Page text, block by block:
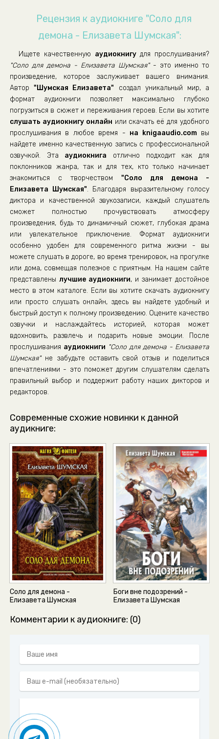
Рецензия к аудиокниге "Соло для
демона - Елизавета Шумская":
Ищете качественную аудиокнигудля прослушивания?
"Соло для демона - Елизавета Шумская"- это именно то
произведение, которое заслуживает вашего внимания.
Автор"Шумская Елизавета" создал уникальный мир, а
формат аудиокниги позволяет максимально глубоко
погрузиться в сюжет и переживания героев. Если вы хотите
слушать аудиокнигу онлайн или скачать её для удобного
прослушивания в любое время - на knigaaudio.comвы
найдете именно качественную запись с профессиональной
озвучкой. Эта аудиокнига отлично подходит как для
поклонников жанра, так и для тех, кто только начинает
знакомиться с творчеством "Соло для демона -
Елизавета Шумская". Благодаря выразительному голосу
диктора и качественной звукозаписи, каждый слушатель
сможет полностью прочувствовать атмосферу
произведения, будь то динамичный сюжет, глубокая драма
или увлекательное приключение. Формат аудиокниги
особенно удобен для современного ритма жизни - вы
можете слушать в дороге, во время тренировок, на прогулке
или дома, совмещая полезное с приятным. На нашем сайте
представлены лучшие аудиокниги, и занимает достойное
место в этом каталоге. Если вы хотите скачать аудиокнигу
или просто слушать онлайн, здесь вы найдете удобный и
быстрый доступ к полному произведению. Оцените качество
озвучки и наслаждайтесь историей, которая может
вдохновить, развлечь и подарить новые эмоции. После
прослушивания аудиокниги "Соло для демона - Елизавета
Шумская"не забудьте оставить свой отзыв и поделиться
впечатлениями - это поможет другим слушателям сделать
правильный выбор и поддержит работу наших дикторов и
редакторов.
Современные схожие новинки к данной
аудикниге:
Соло для демона -
Елизавета Шумская
Боги вне подозрений -
Елизавета Шумская
Комментарии к аудиокниге: (0)